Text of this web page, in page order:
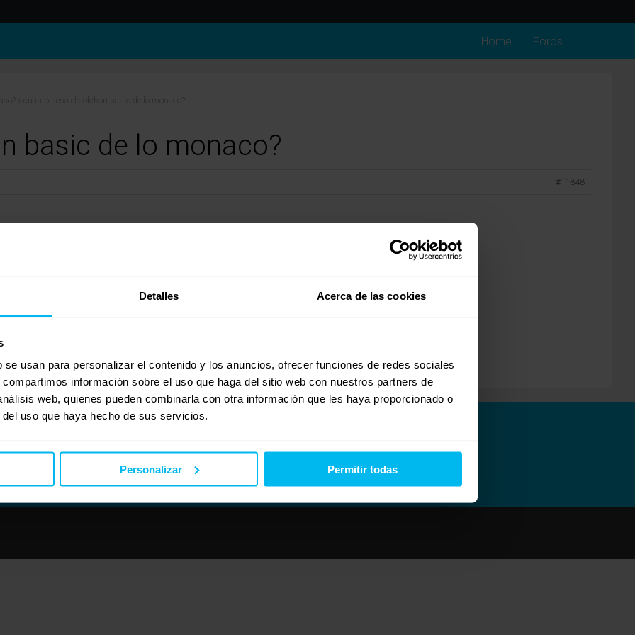
Detalles Acerca de las cookies
usan para personalizar el contenido y los anuncios, ofrecer funciones de redes sociales
información sobre el uso que haga del sitio web con nuestros partners de
web, quienes pueden combinarla con otra información que les haya proporcionado o
uso que haya hecho de sus servicios.
Personalizar Permitir todas
Home Foros
basic de lo monaco?
#11848
trasladarlo?